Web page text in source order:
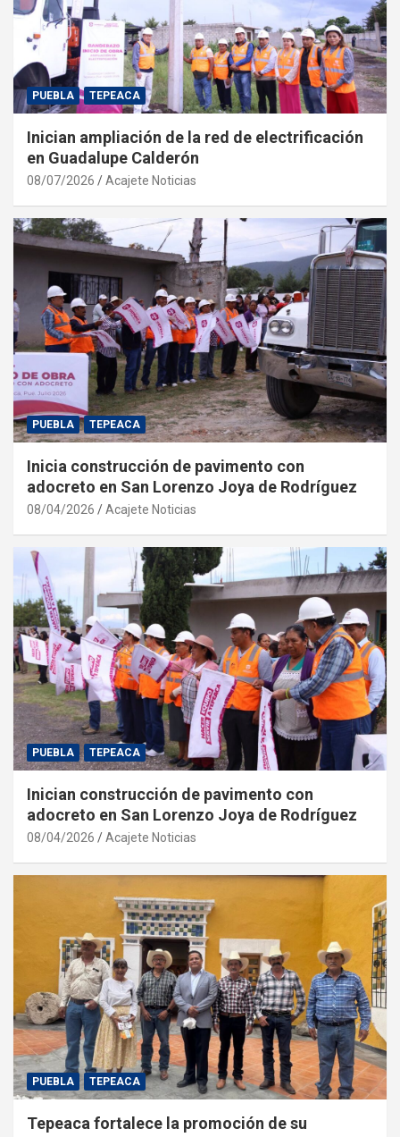
PUEBLA TEPEACA
Inician ampliación de la red de electrificación
en Guadalupe Calderón
08/07/2026 Acajete Noticias
PUEBLA TEPEACA
Inicia construcción de pavimento con
adocreto en San Lorenzo Joya de Rodríguez
08/04/2026 Acajete Noticias
PUEBLA TEPEACA
Inician construcción de pavimento con
adocreto en San Lorenzo Joya de Rodríguez
08/04/2026 Acajete Noticias
PUEBLA TEPEACA
Tepeaca fortalece la promoción de su